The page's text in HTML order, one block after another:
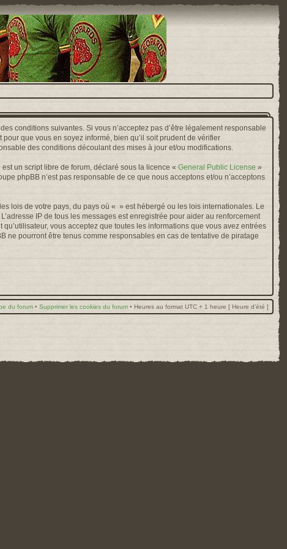
conditions suivantes. Si vous n’acceptez pas d’être légalement responsable
que vous en soyez informé, bien qu’il soit prudent de vérifier
des conditions découlant des mises à jour et/ou modifications.
un script libre de forum, déclaré sous la licence « General Public License »
phpBB n’est pas responsable de ce que nous acceptons et/ou n’acceptons
lois de votre pays, du pays où « » est hébergé ou les lois internationales. Le
IP de tous les messages est enregistrée pour aider au renforcement
vous acceptez que toutes les informations que vous avez entrées
ne pourront être tenus comme responsables en cas de tentative de piratage
du forum • Supprimer les cookies du forum • Heures au format UTC + 1 heure [ Heure d’été ]